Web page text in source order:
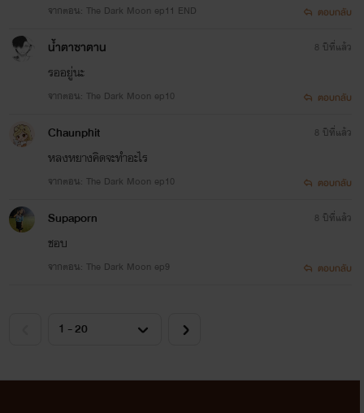
จากตอน: The Dark Moon ep11 END ตอบกลับ
น้ำตาซาตาน
รออยู่นะ
จากตอน: The Dark Moon ep10
8 ปีที่แล้ว
ตอบกลับ
Chaunphit
หลงหยางคิดจะทำอะไร
จากตอน: The Dark Moon ep10
8 ปีที่แล้ว
ตอบกลับ
Supaporn
ชอบ
จากตอน: The Dark Moon ep9
8 ปีที่แล้ว
ตอบกลับ